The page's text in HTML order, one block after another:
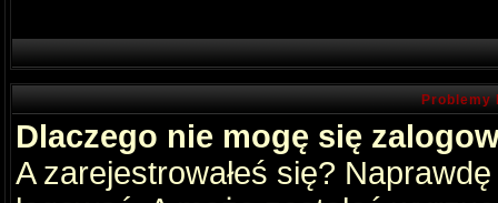
Problemy
Dlaczego nie mogę się
A zarejestrowałeś się?